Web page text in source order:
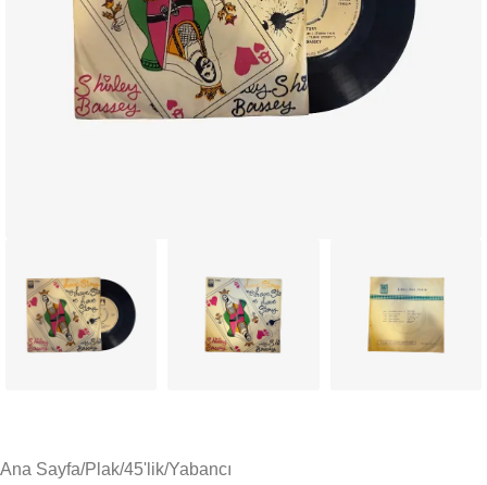
Ana Sayfa/Plak/45'lik/Yabancı